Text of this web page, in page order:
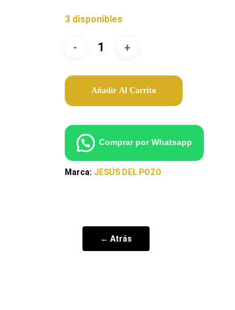
3 disponibles
Añadir Al Carrito
Comprar por Whatsapp
Marca: JESÚS DEL POZO
← Atrás